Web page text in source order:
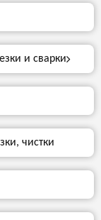
и сварки
чистки